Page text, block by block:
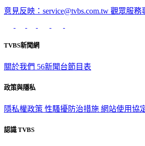
意見反映：service@tvbs.com.tw 觀眾服務
TVBS新聞網
關於我們 56新聞台節目表
政策與隱私
隱私權政策 性騷擾防治措施 網站使用協
認識 TVBS